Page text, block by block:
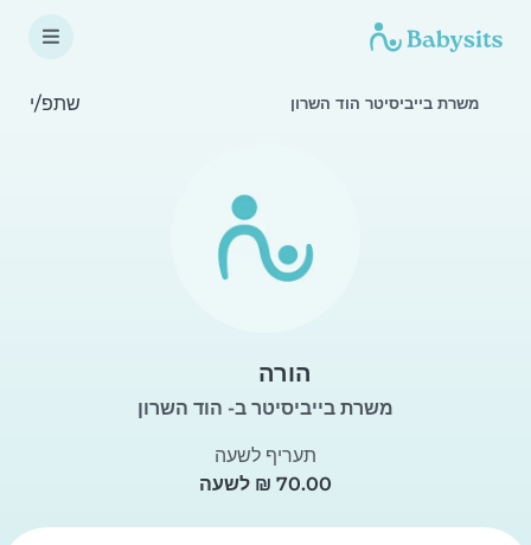
משרת בייביסיטר הוד השרון שתפ/י
הורה
משרת בייביסיטר ב- הוד השרון
תעריף לשעה